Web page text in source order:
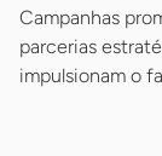
Campanhas
parcerias
impulsionam o